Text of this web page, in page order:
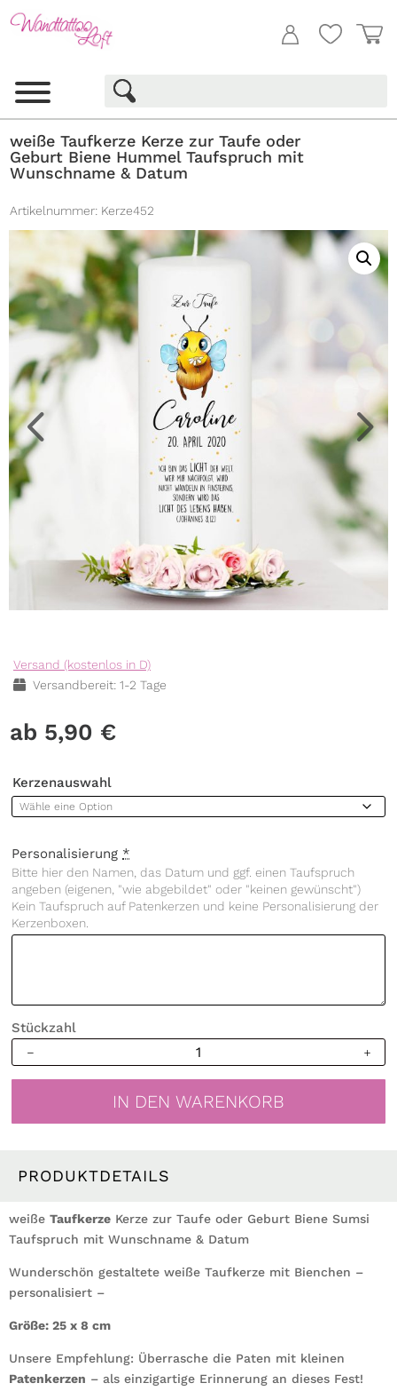
weiße Taufkerze Kerze zur Taufe oder
Geburt Biene Hummel Taufspruch mit
Wunschname & Datum
Artikelnummer: Kerze452
Versand (kostenlos in D)
Versandbereit: 1-2 Tage
5,90 €
Kerzenauswahl
Personalisierung *
Bitte hier den Namen, das Datum und ggf. einen Taufspruch
angeben (eigenen, "wie abgebildet" oder "keinen gewünscht")
Kein Taufspruch auf Patenkerzen und keine Personalisierung der
Kerzenboxen.
Stückzahl
Taufkerze
Geburt
Hummel
Taufspruch
Wunschname
&
Menge
IN DEN WARENKORB
PRODUKTDETAILS
weiße Taufkerze Kerze zur Taufe oder Geburt Biene Sumsi
Taufspruch mit Wunschname & Datum
Wunderschön gestaltete weiße Taufkerze mit Bienchen –
personalisiert –
Größe: 25 x 8 cm
Unsere Empfehlung: Überrasche die Paten mit kleinen
Patenkerzen – als einzigartige Erinnerung an dieses Fest!